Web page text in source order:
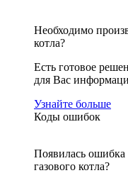
Необходимо
котла?
Есть готовое
для Вас
Узнайте больше
Коды ошибок
Появилась ошибка
газового котла?